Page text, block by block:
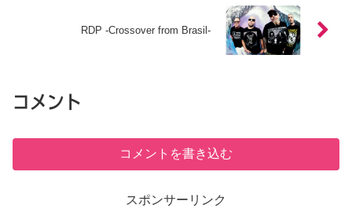
RDP -Crossover from Brasil-
コメント
コメントを書き込む
スポンサーリンク